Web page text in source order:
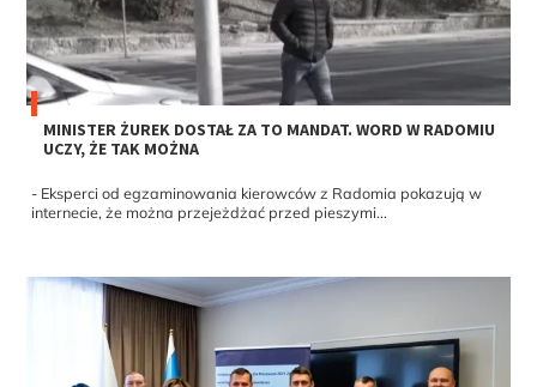
MINISTER ŻUREK DOSTAŁ ZA TO MANDAT. WORD W RADOMIU
UCZY, ŻE TAK MOŻNA
- Eksperci od egzaminowania kierowców z Radomia pokazują w
internecie, że można przejeżdżać przed pieszymi...